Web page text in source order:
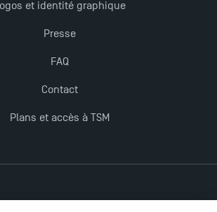
et identité graphique
Presse
FAQ
Contact
Plans et accès à TSM